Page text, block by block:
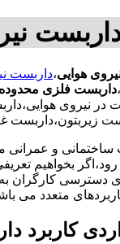
هوایی،داربست
داربست فلزی محدوده
در نیروی
ساختمانی و عمرانی
بخواهیم
دسترسی کارگران
متعدد می
کاربرد